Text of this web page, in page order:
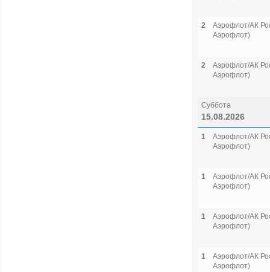
2
Аэрофлот/АК
Аэрофлот)
2
Аэрофлот/АК
Аэрофлот)
Суббота
15.08.2026
1
Аэрофлот/АК
Аэрофлот)
1
Аэрофлот/АК
Аэрофлот)
1
Аэрофлот/АК
Аэрофлот)
1
Аэрофлот/АК
Аэрофлот)